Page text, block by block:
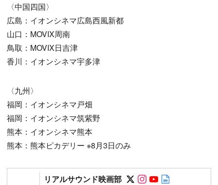
〈中国四国〉
広島：イオンシネマ広島西風新都
山口：MOVIX周南
鳥取：MOVIX日吉津
香川：イオンシネマ宇多津
〈九州〉
福岡：イオンシネマ戸畑
福岡：イオンシネマ筑紫野
熊本：イオンシネマ熊本
熊本：熊本ピカデリー ※8月3日のみ
リアルサウンド映画部 Follow on SNS
Follow on SNS
Follow on